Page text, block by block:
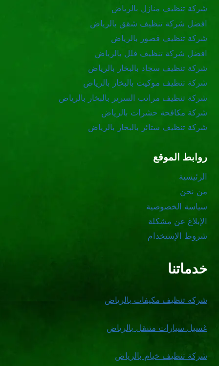
شركة تنظيف منازل بالرياض
افضل شركة تنظيف شقق بالرياض
شركة تنظيف قصور بالرياض
افضل شركة تنظيف فلل بالرياض
شركة تنظيف سجاد بالبخار بالرياض
شركة تنظيف موكيت بالبخار بالرياض
شركة تنظيف مراتب السرير بالبخار بالرياض
شركة مكافحة حشرات بالرياض
شركة تنظيف ستائر بالبخار بالرياض
روابط الموقع
الرئيسية
من نحن
سياسة الخصوصية
الإبلاغ عن مشكلة
شروط الإستخدام
خدماتنا
شركه تنظيف مكيفات بالرياض
غسيل سيارات متنقل بالرياض
شركة تنظيف خيام بالرياض